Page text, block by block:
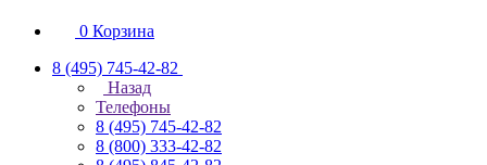
0 Корзина
8 (495) 745-42-82
Назад
Телефоны
8 (495) 745-42-82
8 (800) 333-42-82